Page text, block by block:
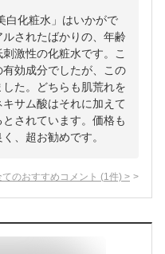
白化粧水」はいかがで
されたばかりの、年齢
激性の化粧水です。こ
効成分でしたが、この
た。どちらも肌荒れを
サム酸はそれに加えて
されています。価格も
、超お勧めです。
てのおすすめコメント (1 件) >